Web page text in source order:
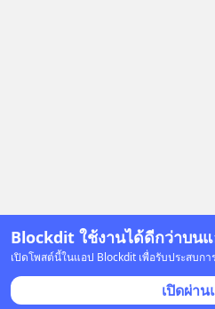
Blockdit ใช้งานได้ดีกว่าบน
เปิดโพสต์นี้ในแอป Blockdit เพื่อรับประสบก
เปิดผ่า
โฆษ